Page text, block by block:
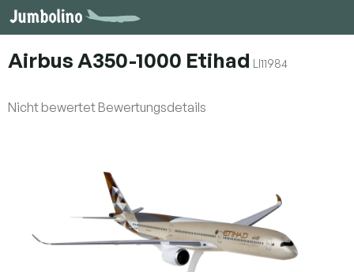
Zum
Inhalt
Airbus A350-1000 Etihad LI11984
Die
Nicht bewertet Bewertungsdetails